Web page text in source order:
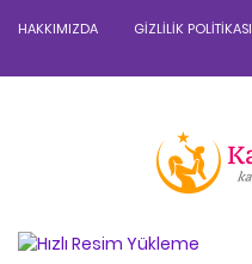
HAKKIMIZDA GIZLILIK POLITIKASI